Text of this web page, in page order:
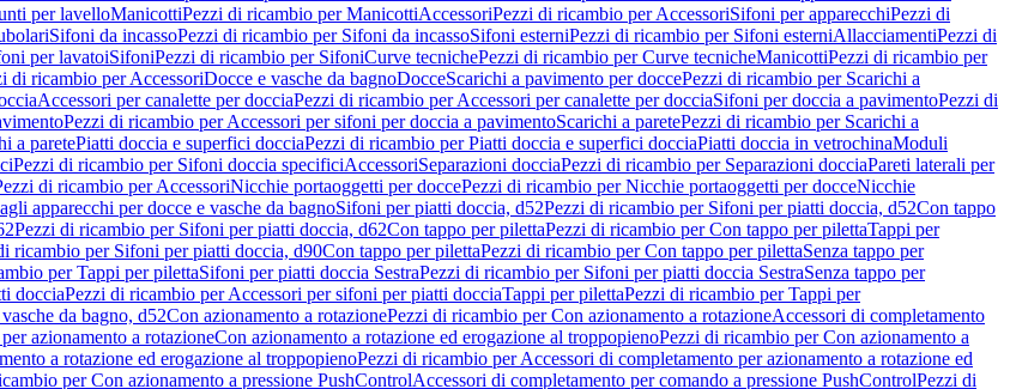
per lavelloManicottiPezzi di ricambio per ManicottiAccessoriPezzi di ricambio per AccessoriSifoni per apparecchiPezzi di
Sifoni da incassoPezzi di ricambio per Sifoni da incassoSifoni esterniPezzi di ricambio per Sifoni esterniAllacciamentiPezzi di
per lavatoiSifoniPezzi di ricambio per SifoniCurve tecnichePezzi di ricambio per Curve tecnicheManicottiPezzi di ricambio per
di ricambio per AccessoriDocce e vasche da bagnoDocceScarichi a pavimento per doccePezzi di ricambio per Scarichi a
Accessori per canalette per docciaPezzi di ricambio per Accessori per canalette per docciaSifoni per doccia a pavimentoPezzi di
Pezzi di ricambio per Accessori per sifoni per doccia a pavimentoScarichi a paretePezzi di ricambio per Scarichi a
a paretePiatti doccia e superfici docciaPezzi di ricambio per Piatti doccia e superfici docciaPiatti doccia in vetrochinaModuli
Pezzi di ricambio per Sifoni doccia specificiAccessoriSeparazioni docciaPezzi di ricambio per Separazioni docciaPareti laterali per
di ricambio per AccessoriNicchie portaoggetti per doccePezzi di ricambio per Nicchie portaoggetti per docceNicchie
apparecchi per docce e vasche da bagnoSifoni per piatti doccia, d52Pezzi di ricambio per Sifoni per piatti doccia, d52Con tappo
Pezzi di ricambio per Sifoni per piatti doccia, d62Con tappo per pilettaPezzi di ricambio per Con tappo per pilettaTappi per
ricambio per Sifoni per piatti doccia, d90Con tappo per pilettaPezzi di ricambio per Con tappo per pilettaSenza tappo per
per Tappi per pilettaSifoni per piatti doccia SestraPezzi di ricambio per Sifoni per piatti doccia SestraSenza tappo per
docciaPezzi di ricambio per Accessori per sifoni per piatti docciaTappi per pilettaPezzi di ricambio per Tappi per
da bagno, d52Con azionamento a rotazionePezzi di ricambio per Con azionamento a rotazioneAccessori di completamento
azionamento a rotazioneCon azionamento a rotazione ed erogazione al troppopienoPezzi di ricambio per Con azionamento a
a rotazione ed erogazione al troppopienoPezzi di ricambio per Accessori di completamento per azionamento a rotazione ed
per Con azionamento a pressione PushControlAccessori di completamento per comando a pressione PushControlPezzi di